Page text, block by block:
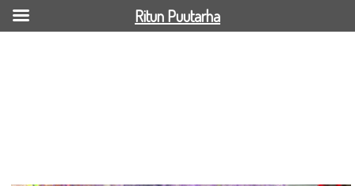
Ritun Puutarha